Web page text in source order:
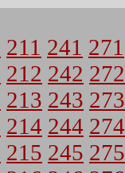
211 241 271
212 242 272
213 243 273
214 244 274
215 245 275